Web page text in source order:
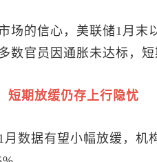
场的信心，美联储1月末
数官员因通胀未达标，
短期放缓仍存上行隐忧
月数据有望小幅放缓，机